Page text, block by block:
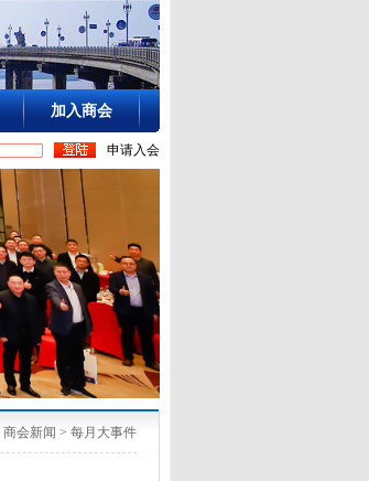
加入商会
申请入会
商会新闻 > 每月大事件